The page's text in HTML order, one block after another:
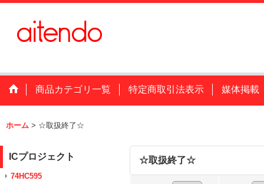
商品カテゴリ一覧 特定商取引法表示 媒体掲載
ホーム > ☆取扱終了☆
ICプロジェクト
74HC595
☆取扱終了☆